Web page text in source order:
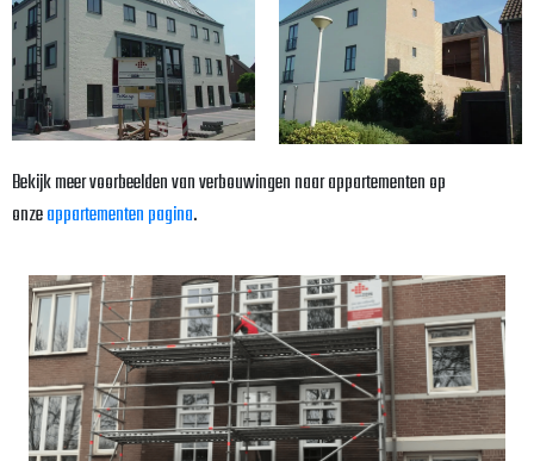
Bekijk meer voorbeelden van verbouwingen naar appartementen op
onzeappartementen pagina.